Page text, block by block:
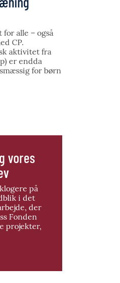
alle – også
CP.
aktivitet fra
er endda
for børn
vores
på
i det
der
Fonden
projekter,